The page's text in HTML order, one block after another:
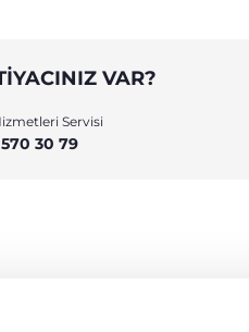
VAR?
Servisi
570 30 79